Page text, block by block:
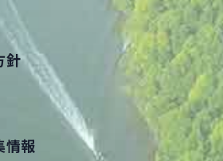
針
情報